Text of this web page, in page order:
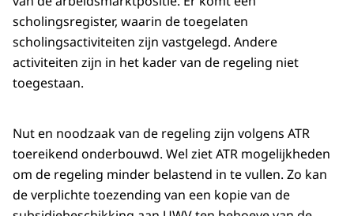
scholingsregister, waarin de toegelaten
scholingsactiviteiten zijn vastgelegd. Andere
activiteiten zijn in het kader van de regeling niet
toegestaan.
Nut en noodzaak van de regeling zijn volgens ATR
toereikend onderbouwd. Wel ziet ATR mogelijkheden
om de regeling minder belastend in te vullen. Zo kan
de verplichte toezending van een kopie van de